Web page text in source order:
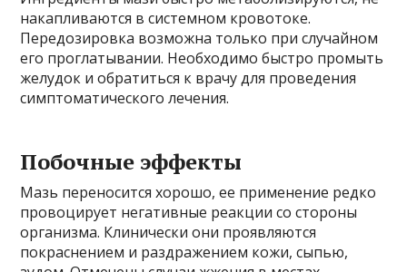
накапливаются в системном кровотоке.
Передозировка возможна только при случайном
его проглатывании. Необходимо быстро промыть
желудок и обратиться к врачу для проведения
симптоматического лечения.
Побочные эффекты
Мазь переносится хорошо, ее применение редко
провоцирует негативные реакции со стороны
организма. Клинически они проявляются
покраснением и раздражением кожи, сыпью,